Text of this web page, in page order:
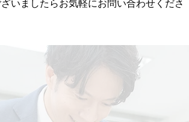
いましたらお気軽にお問い合わせくださ